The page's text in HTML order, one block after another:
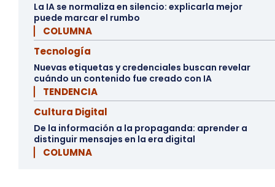
La IA se normaliza en silencio: explicarla mejor
puede marcar el rumbo
▏ COLUMNA
Tecnología
Nuevas etiquetas y credenciales buscan revelar
cuándo un contenido fue creado con IA
▏ TENDENCIA
Cultura Digital
De la información a la propaganda: aprender a
distinguir mensajes en la era digital
▏ COLUMNA